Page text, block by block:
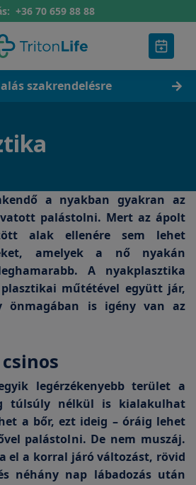
+36 70 659 88 88
szakrendelésre
a nyakban gyakran az
palástolni. Mert az ápolt
alak ellenére sem lehet
amelyek a nő nyakán
A nyakplasztika
műtétével együtt jár,
önmagában is igény van az
legérzékenyebb terület a
túlsúly nélkül is kialakulhat
a bőr, ezt ideig – óráig lehet
palástolni. De nem muszáj.
el a korral járó változást, rövid
néhány nap lábadozás után